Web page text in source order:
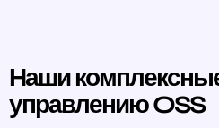
Наши
управлению OSS